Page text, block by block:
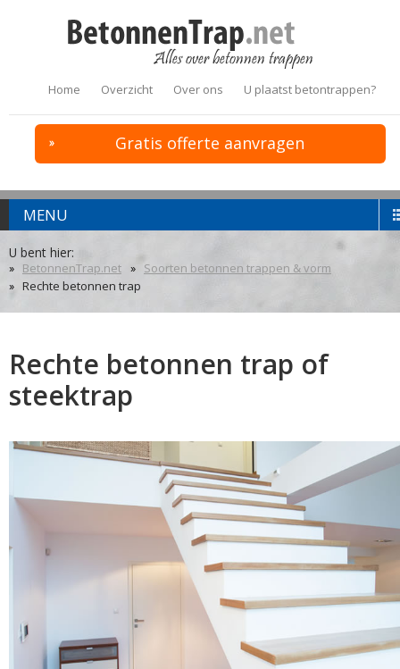
Home Overzicht Over ons U plaatst betontrappen?
Gratis offerte aanvragen
MENU
U bent hier:
BetonnenTrap.net
Soorten betonnen trappen & vorm
Rechte betonnen trap
Rechte betonnen trap of
steektrap